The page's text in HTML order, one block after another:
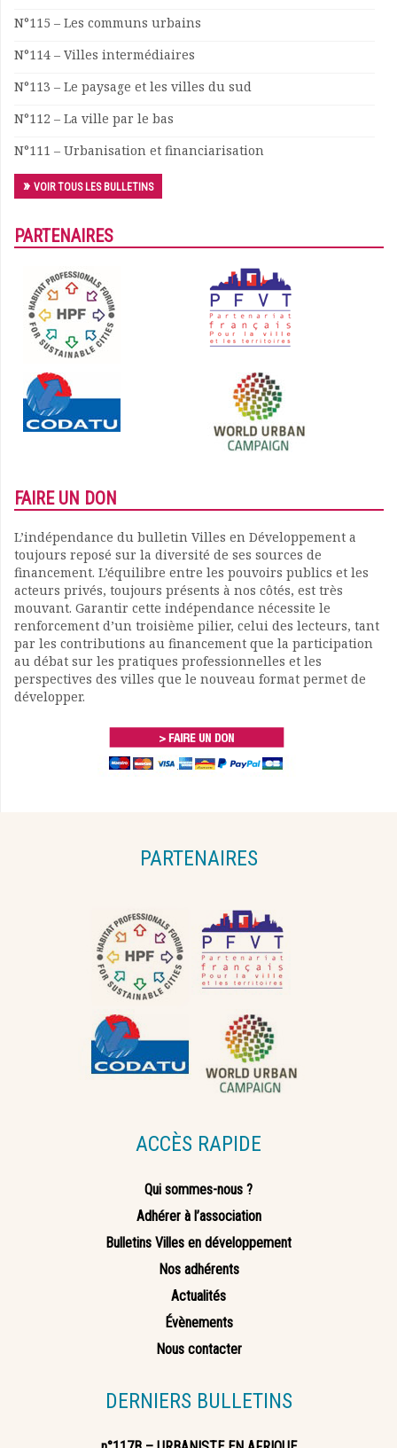
N°115 – Les communs urbains
N°114 – Villes intermédiaires
N°113 – Le paysage et les villes du sud
N°112 – La ville par le bas
N°111 – Urbanisation et financiarisation
VOIR TOUS LES BULLETINS
PARTENAIRES
FAIRE UN DON
L’indépendance du bulletin Villes en Développement a
toujours reposé sur la diversité de ses sources de
financement. L’équilibre entre les pouvoirs publics et les
acteurs privés, toujours présents à nos côtés, est très
mouvant. Garantir cette indépendance nécessite le
renforcement d’un troisième pilier, celui des lecteurs, tant
par les contributions au financement que la participation
au débat sur les pratiques professionnelles et les
perspectives des villes que le nouveau format permet de
développer.
PARTENAIRES
ACCÈS RAPIDE
Qui sommes-nous ?
Adhérer à l’association
Bulletins Villes en développement
Nos adhérents
Actualités
Évènements
Nous contacter
DERNIERS BULLETINS